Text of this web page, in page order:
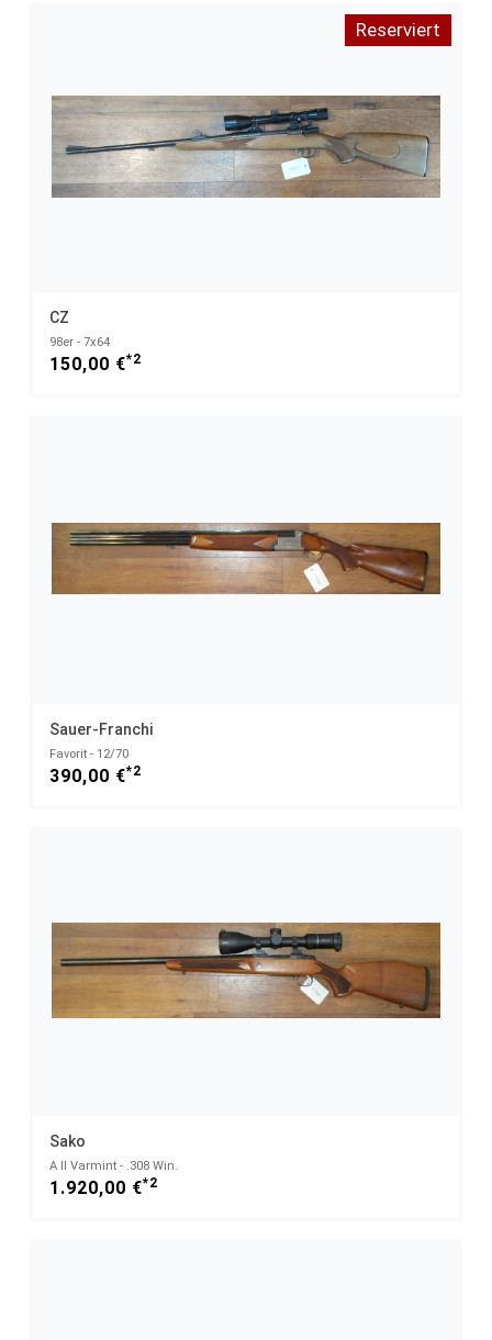
Reserviert
CZ
98er - 7x64
150,00 €*2
Sauer-Franchi
Favorit - 12/70
390,00 €*2
Sako
A II Varmint - .308 Win.
1.920,00 €*2